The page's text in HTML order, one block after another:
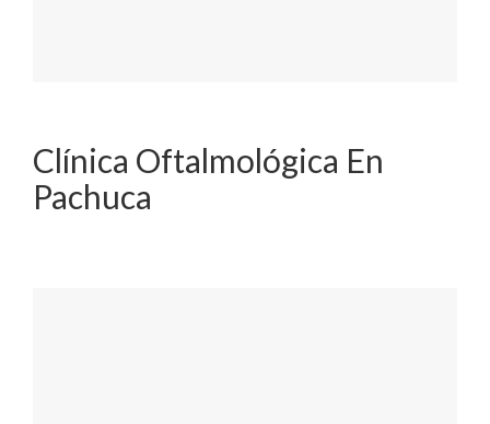
Clínica Oftalmológica En
Pachuca